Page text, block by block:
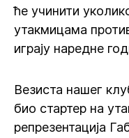
ће учинити
утакмицама
играју наредне
Везиста нашег
био стартер на
репрезентација